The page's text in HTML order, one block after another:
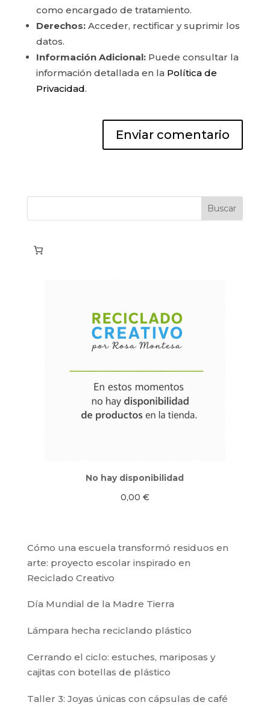
como encargado de tratamiento.
Derechos:Acceder, rectificar y suprimir los
datos.
Información Adicional:Puede consultar la
información detallada en la Política de
Privacidad.
No hay disponibilidad
0,00 €
Cómo una escuela transformó residuos en
arte: proyecto escolar inspirado en
Reciclado Creativo
Día Mundial de la Madre Tierra
Lámpara hecha reciclando plástico
Cerrando el ciclo: estuches, mariposas y
cajitas con botellas de plástico
Taller 3: Joyas únicas con cápsulas de café